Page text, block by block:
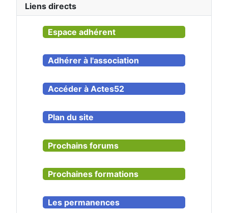
Liens directs
Espace adhérent
Adhérer à l'association
Accéder à Actes52
Plan du site
Prochains forums
Prochaines formations
Les permanences